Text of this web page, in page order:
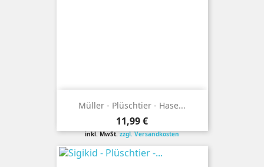
Müller - Plüschtier - Hase...
Preis
11,99 €
inkl. MwSt.zzgl. Versandkosten